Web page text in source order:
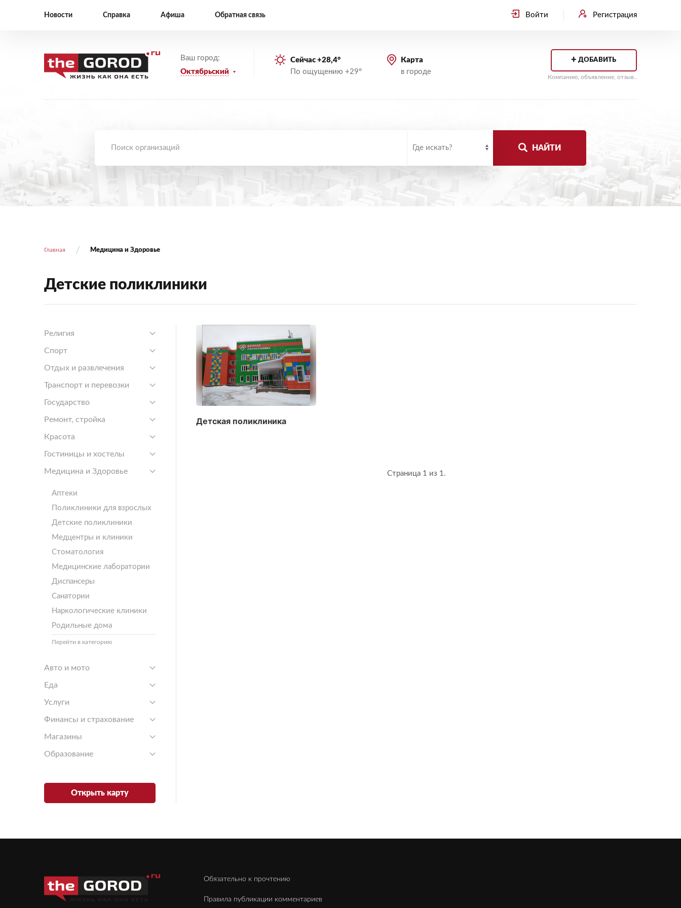
Новости Справка Афиша Обратная связь Войти Регистрация
Ваш город:
Октябрьский
Сейчас +28,4°
По ощущению +29°
Карта
в городе
+ ДОБАВИТЬ
Компанию, объявление, отзыв..
НАЙТИ
Главная Медицина и Здоровье
Детские поликлиники
Детская поликлиника
Страница 1 из 1.
Религия
Спорт
Отдых и развлечения
Транспорт и перевозки
Государство
Ремонт, стройка
Красота
Гостиницы и хостелы
Медицина и Здоровье
Аптеки
Поликлиники для взрослых
Детские поликлиники
Медцентры и клиники
Стоматология
Медицинские лаборатории
Диспансеры
Санатории
Наркологические клиники
Родильные дома
Перейти в категорию
Авто и мото
Еда
Услуги
Финансы и страхование
Магазины
Образование
Открыть карту
Обязательно к прочтению
Правила публикации комментариев